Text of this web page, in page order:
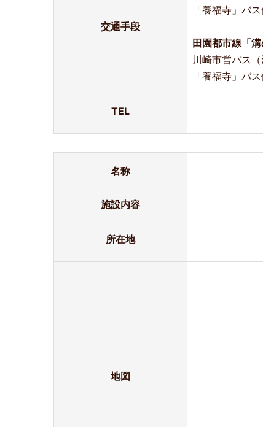
交通手段
「養福寺」バ
田園都市線「
川崎市営バス
「養福寺」バ
TEL
名称
施設内容
所在地
地図